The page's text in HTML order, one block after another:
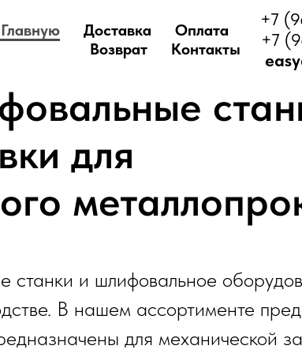
Доставка
Оплата
Возврат
Контакты
+7
+7
для
станки и шлифовальное
В нашем ассортименте
для механической